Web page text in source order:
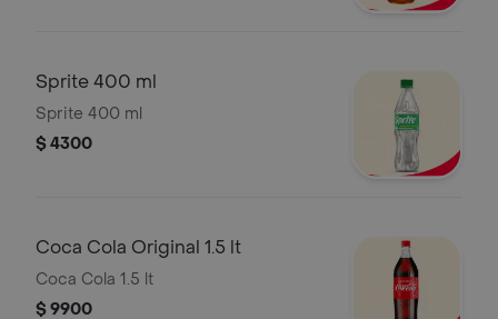
Sprite 400 ml
Sprite 400 ml
$ 4300
Coca Cola Original 1.5 lt
Coca Cola 1.5 lt
$ 9900